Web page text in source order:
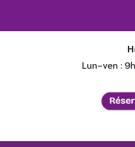
Lun-ven :